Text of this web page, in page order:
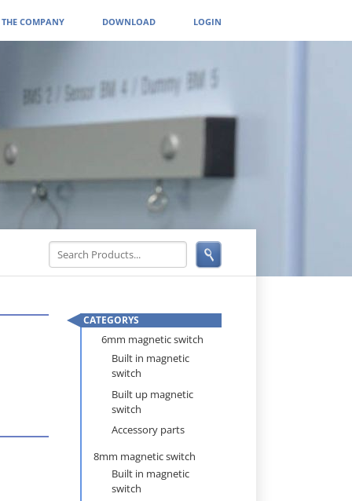
THE COMPANY DOWNLOAD LOGIN
CATEGORYS
Skip
navigation
6mm magnetic switch
Built in magnetic
switch
Built up magnetic
switch
Accessory parts
8mm magnetic switch
Built in magnetic
switch